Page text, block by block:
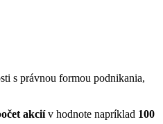
s právnou formou podnikania,
akciív hodnote napríklad 100